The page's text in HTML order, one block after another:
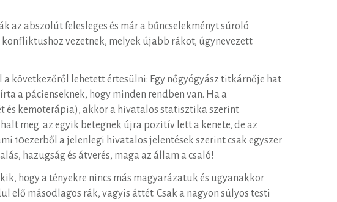
az abszolút felesleges és már a bűncselekményt súroló
vezetnek, melyek újabb rákot, úgynevezett
a következőről lehetett értesülni: Egy nőgyógyász titkárnője hat
a pácienseknek, hogy minden rendben van. Ha a
és kemoterápia), akkor a hivatalos statisztika szerint
meg. az egyik betegnek újra pozitív lett a kenete, de az
10ezerből a jelenlegi hivatalos jelentések szerint csak egyszer
hazugság és átverés, maga az állam a csaló!
hogy a tényekre nincs más magyarázatuk és ugyanakkor
másodlagos rák, vagyis áttét. Csak a nagyon súlyos testi